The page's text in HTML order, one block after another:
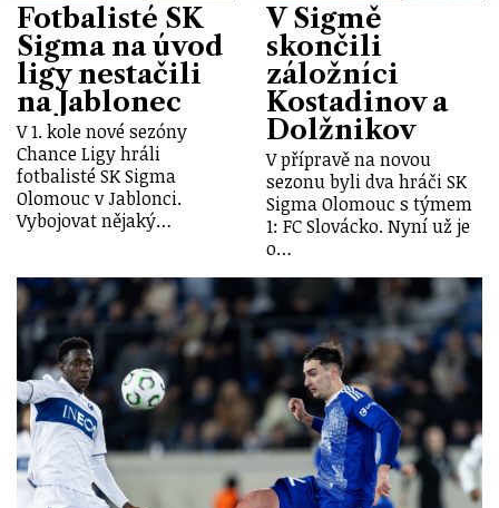
Fotbalisté SK
Sigma na úvod
ligy nestačili
na Jablonec
V 1. kole nové sezóny
Chance Ligy hráli
fotbalisté SK Sigma
Olomouc v Jablonci.
Vybojovat nějaký…
V Sigmě
skončili
záložníci
Kostadinov a
Dolžnikov
V přípravě na novou
sezonu byli dva hráči SK
Sigma Olomouc s týmem
1: FC Slovácko. Nyní už je
o…